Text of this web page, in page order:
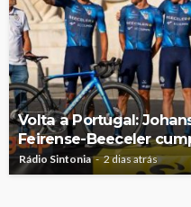
Volta a Portugal:
Feirense-Beeceler
Rádio Sintonia 2 dias atrás